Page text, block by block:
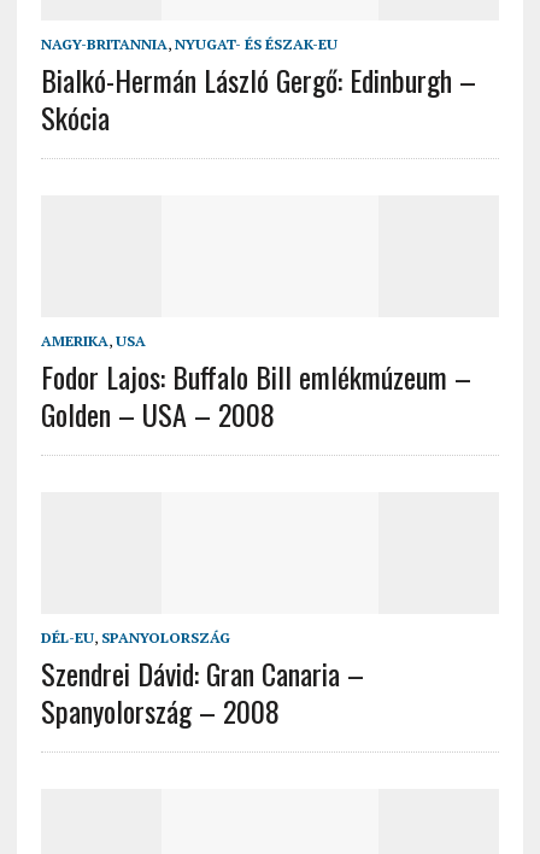
NAGY-BRITANNIA, NYUGAT- ÉS ÉSZAK-EU
Bialkó-Hermán László Gergő: Edinburgh –
Skócia
AMERIKA, USA
Fodor Lajos: Buffalo Bill emlékmúzeum –
Golden – USA – 2008
DÉL-EU, SPANYOLORSZÁG
Szendrei Dávid: Gran Canaria –
Spanyolország – 2008